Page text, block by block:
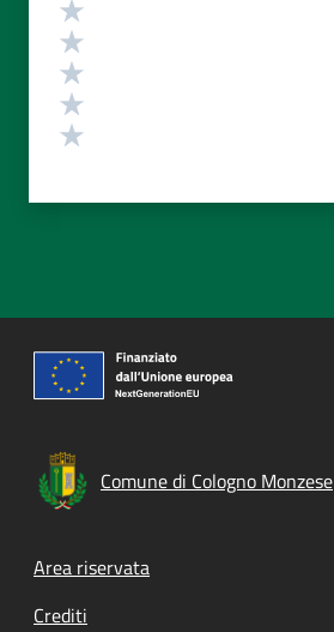
Comune di Cologno Monzese
Footer menu
Area riservata
Crediti